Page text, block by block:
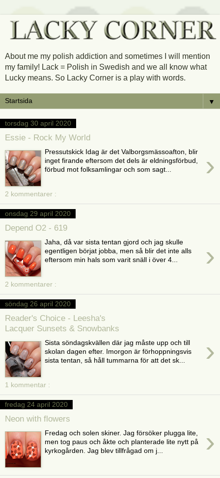
About me my polish addiction and sometimes I will mention
my family! Lack = Polish in Swedish and we all know what
Lucky means. So Lacky Corner is a play with words.
▼
torsdag 30 april 2020
Essie - Rock My World
›
Pressutskick Idag är det Valborgsmässoafton, blir
inget firande eftersom det dels är eldningsförbud,
förbud mot folksamlingar och som sagt...
2 kommentarer :
onsdag 29 april 2020
Depend O2 - 619
›
Jaha, då var sista tentan gjord och jag skulle
egentligen börjat jobba, men så blir det inte alls
eftersom min hals som varit snäll i över 4...
2 kommentarer :
söndag 26 april 2020
Reader's Choice - Leesha's
Lacquer Sunsets & Snowbanks
›
Sista söndagskvällen där jag måste upp och till
skolan dagen efter. Imorgon är förhoppningsvis
sista tentan, så håll tummarna för att det sk...
1 kommentar :
fredag 24 april 2020
Neon with flowers
›
Fredag och solen skiner. Jag försöker plugga lite,
men tog paus och åkte och planterade lite nytt på
kyrkogården. Jag blev tillfrågad om j...